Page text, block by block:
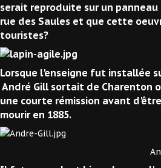
serait reproduite sur un
rue des Saules et que cette
touristes?
Lorsque l'enseigne fut installée
André Gill sortait de Charenton
une courte rémission avant
mourir en 1885.
André